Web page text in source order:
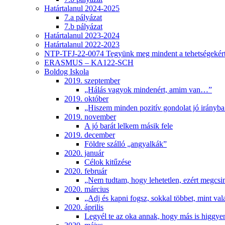
Határtalanul 2024-2025
7.a pályázat
7.b pályázat
Határtalanul 2023-2024
Határtalanul 2022-2023
NTP-TFJ-22-0074 Tegyünk meg mindent a
ERASMUS – KA122-SCH
Boldog Iskola
2019. szeptember
„Hálás vagyok mindenért, amim van…”
2019. október
„Hiszem minden pozitív gondolat jó
2019. november
A jó barát lelkem másik fele
2019. december
Földre szálló „angyalkák”
2020. január
Célok kitűzése
2020. február
„Nem tudtam, hogy lehetetlen, ezért
2020. március
„Adj és kapni fogsz, sokkal többet, mint
2020. április
Legyél te az oka annak, hogy más is